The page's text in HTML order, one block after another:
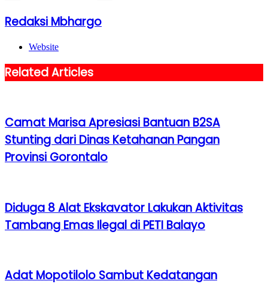
Redaksi Mbhargo
Website
Related Articles
Camat Marisa Apresiasi Bantuan B2SA
Stunting dari Dinas Ketahanan Pangan
Provinsi Gorontalo
Diduga 8 Alat Ekskavator Lakukan Aktivitas
Tambang Emas Ilegal di PETI Balayo
Adat Mopotilolo Sambut Kedatangan